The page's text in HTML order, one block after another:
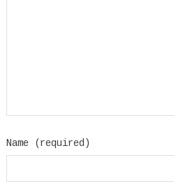
Name (required)